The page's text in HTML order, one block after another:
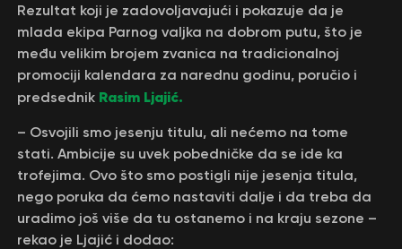
Rezultat koji je zadovoljavajući i pokazuje da je
mlada ekipa Parnog valjka na dobrom putu, što je
među velikim brojem zvanica na tradicionalnoj
promociji kalendara za narednu godinu, poručio i
predsednik Rasim Ljajić.
– Osvojili smo jesenju titulu, ali nećemo na tome
stati. Ambicije su uvek pobedničke da se ide ka
trofejima. Ovo što smo postigli nije jesenja titula,
nego poruka da ćemo nastaviti dalje i da treba da
uradimo još više da tu ostanemo i na kraju sezone –
rekao je Ljajić i dodao: